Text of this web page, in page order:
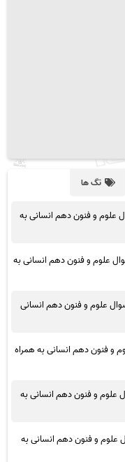
تگ ها
علوم و فنون دهم انسانی به
علوم و فنون دهم انسانی به
علوم و فنون دهم انسانی
و فنون دهم انسانی به همراه
علوم و فنون دهم انسانی به
علوم و فنون دهم انسانی به